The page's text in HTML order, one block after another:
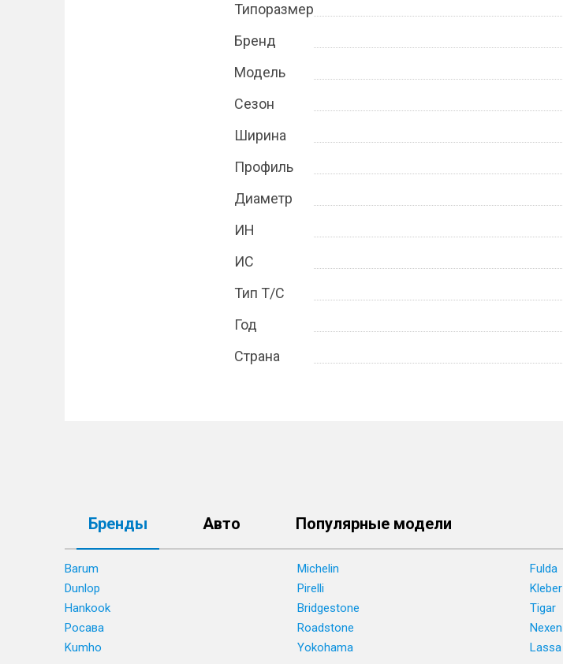
Типоразмер
Бренд
Модель
Сезон
Ширина
Профиль
Диаметр
ИН
ИС
Тип Т/С
Год
Страна
Бренды Авто Популярные модели
Barum Michelin Fulda
Dunlop
Pirelli Kleber
Hankook
Bridgestone Tigar
Росава
Roadstone Nexen
Kumho
Yokohama Lassa